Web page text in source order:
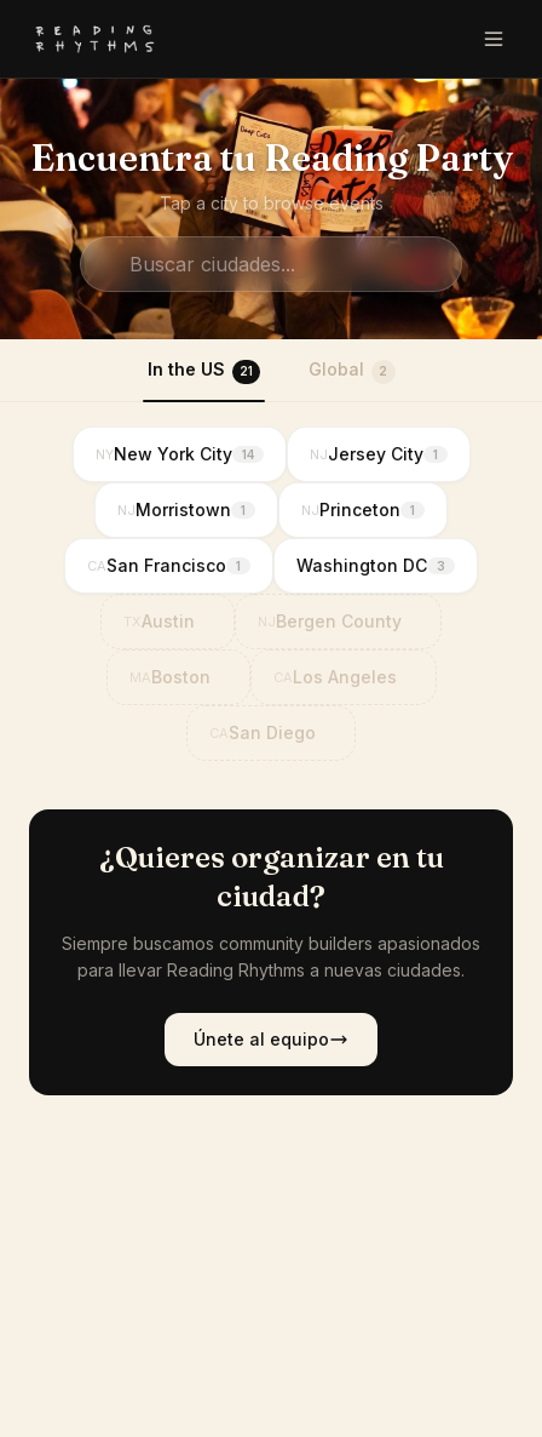
Encuentra tu Reading Party
Tap a city to browse events
In the US 21 Global 2
NYNew York City 14 NJJersey City 1
NJMorristown 1 NJPrinceton 1
CASan Francisco 1 Washington DC 3
TXAustin NJBergen County
MA Boston CA Los Angeles
CA San Diego
¿Quieres organizar en tu
ciudad?
Siempre buscamos community builders apasionados
para llevar Reading Rhythms a nuevas ciudades.
Únete al equipo